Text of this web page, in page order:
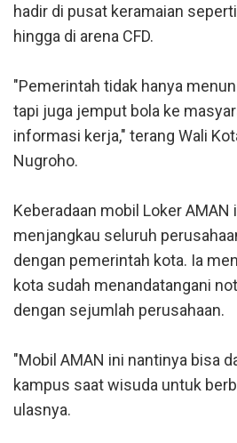
hadir di pusat keramaian
hingga di arena CFD.
"Pemerintah tidak hanya
tapi juga jemput bola ke
informasi kerja," terang Wali
Nugroho.
Keberadaan mobil Loker AMAN
menjangkau seluruh
dengan pemerintah kota. Ia
kota sudah menandatangani
dengan sejumlah perusahaan.
"Mobil AMAN ini nantinya bisa
kampus saat wisuda untuk
ulasnya.